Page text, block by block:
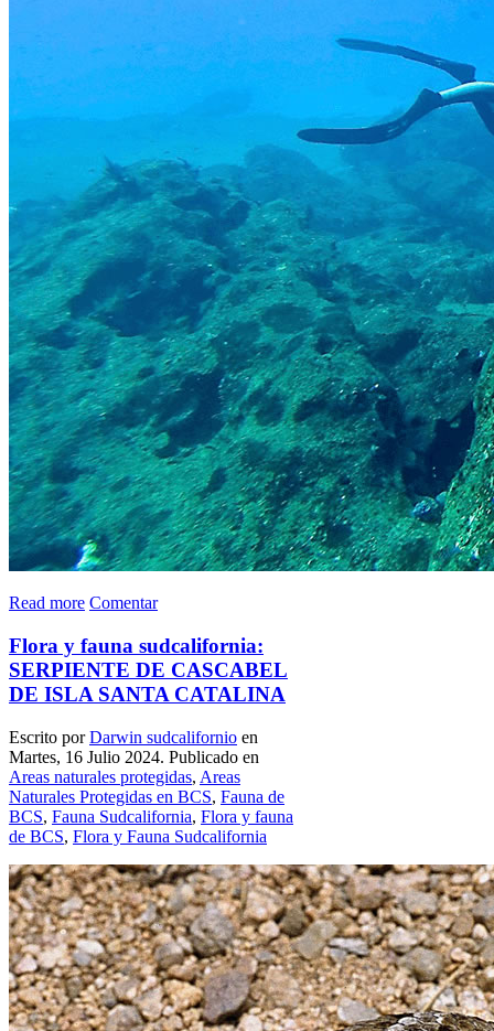
Read more Comentar
Flora y fauna sudcalifornia:
SERPIENTE DE CASCABEL
DE ISLA SANTA CATALINA
Escrito porDarwin sudcalifornio en
Martes, 16 Julio 2024. Publicado en
Areas naturales protegidas, Areas
Naturales Protegidas en BCS, Fauna de
BCS, Fauna Sudcalifornia, Flora y fauna
de BCS, Flora y Fauna Sudcalifornia